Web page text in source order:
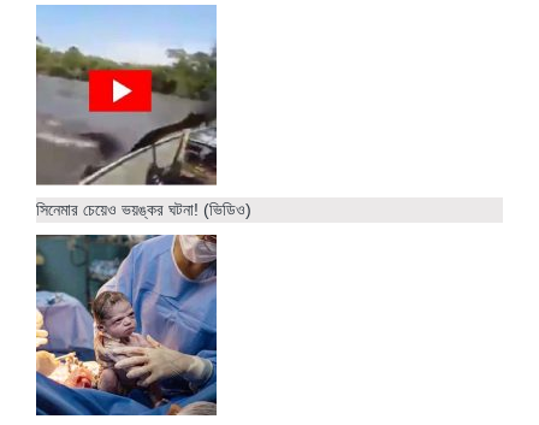
সিনেমার চেয়েও ভয়ঙ্কর ঘটনা! (ভিডিও)